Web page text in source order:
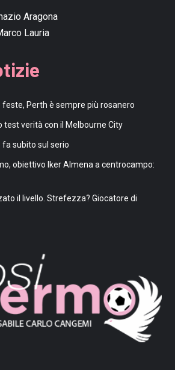
Aragona
Lauria
feste, Perth è sempre più rosanero
test verità con il Melbourne City
subito sul serio
obiettivo Iker Almena a centrocampo:
il livello. Strefezza? Giocatore di